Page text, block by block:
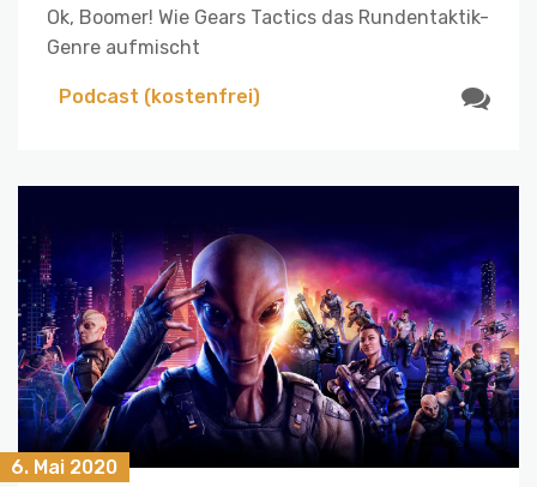
Ok, Boomer! Wie Gears Tactics das Rundentaktik-
Genre aufmischt
Podcast (kostenfrei)
6. Mai 2020